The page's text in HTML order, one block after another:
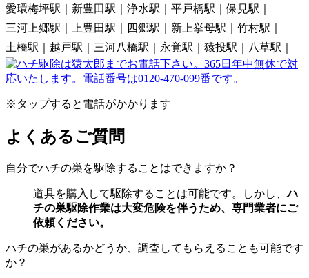
愛環梅坪駅
新豊田駅 浄水駅 平戸橋駅
保見駅
三河上郷駅
上豊田駅 四郷駅 新上挙母駅
竹村駅
土橋駅
越戸駅 三河八橋駅 永覚駅 猿投駅 八草駅
※タップすると電話がかかります
よくあるご質問
自分でハチの巣を駆除することはできますか？
道具を購入して駆除することは可能です。しかし、ハ
チの巣駆除作業は大変危険を伴うため、専門業者にご
依頼ください。
ハチの巣があるかどうか、調査してもらえることも可能です
か？